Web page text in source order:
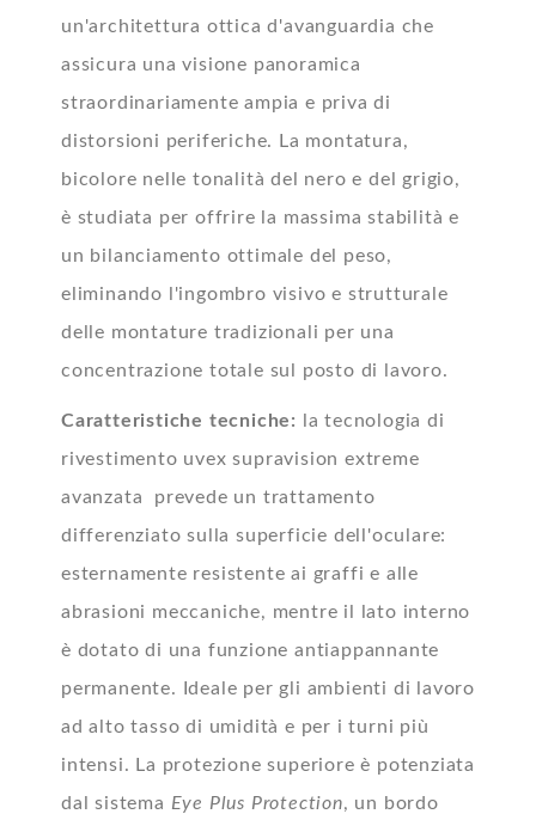
un'architettura ottica d'avanguardia che
assicura una visione panoramica
straordinariamente ampia e priva di
distorsioni periferiche. La montatura,
bicolore nelle tonalità del nero e del grigio,
è studiata per offrire la massima stabilità e
un bilanciamento ottimale del peso,
eliminando l'ingombro visivo e strutturale
delle montature tradizionali per una
concentrazione totale sul posto di lavoro.
Caratteristiche tecniche:
la tecnologia di
rivestimento uvex supravision extreme
avanzata prevede un trattamento
differenziato sulla superficie dell'oculare:
esternamente resistente ai graffi e alle
abrasioni meccaniche, mentre il lato interno
è dotato di una funzione antiappannante
permanente. Ideale per gli ambienti di lavoro
ad alto tasso di umidità e per i turni più
intensi. La protezione superiore è potenziata
dal sistema Eye Plus Protection, un bordo